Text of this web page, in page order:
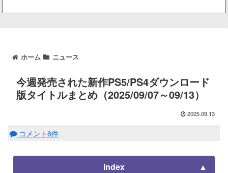
ホーム ニュース
今週発売された新作PS5/PS4ダウンロード
版タイトルまとめ（2025/09/07～09/13）
2025.09.13
コメント6件
Index